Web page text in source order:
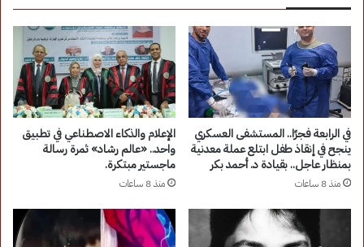
في الرابعة فجرًا.. المستشفى العسكري
ينجح في إنقاذ طفل ابتلع عملة معدنية
بمنظار عاجل.. بقيادة د. أحمد بكر
منذ 8 ساعات
الإعلام والذكاء الاصطناعي في تطبيق
واحد.. «عالم رشاد» ثمرة رسالة
ماجستير مبتكرة.
منذ 8 ساعات